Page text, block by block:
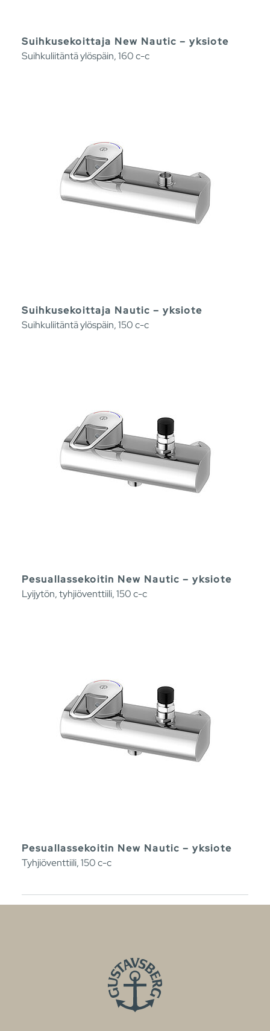
Suihkusekoittaja New Nautic – yksiote
Suihkuliitäntä ylöspäin, 160 c-c
Suihkusekoittaja Nautic – yksiote
Suihkuliitäntä ylöspäin, 150 c-c
Pesuallassekoitin New Nautic – yksiote
Lyijytön, tyhjiöventtiili, 150 c-c
Pesuallassekoitin New Nautic – yksiote
Tyhjiöventtiili, 150 c-c